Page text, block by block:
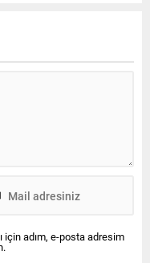
için adım, e-posta adresim